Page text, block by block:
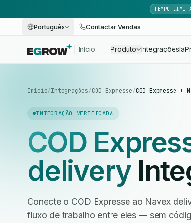
TEMPO
Português Contactar Vendas
Início Produto IntegraçõesIa
Início/Integrações/COD Expresse/COD Expresse +
INTEGRAÇÃO VERIFICADA
COD
delivery
Conecte o COD Expresse ao Navex
fluxo de trabalho entre eles — sem